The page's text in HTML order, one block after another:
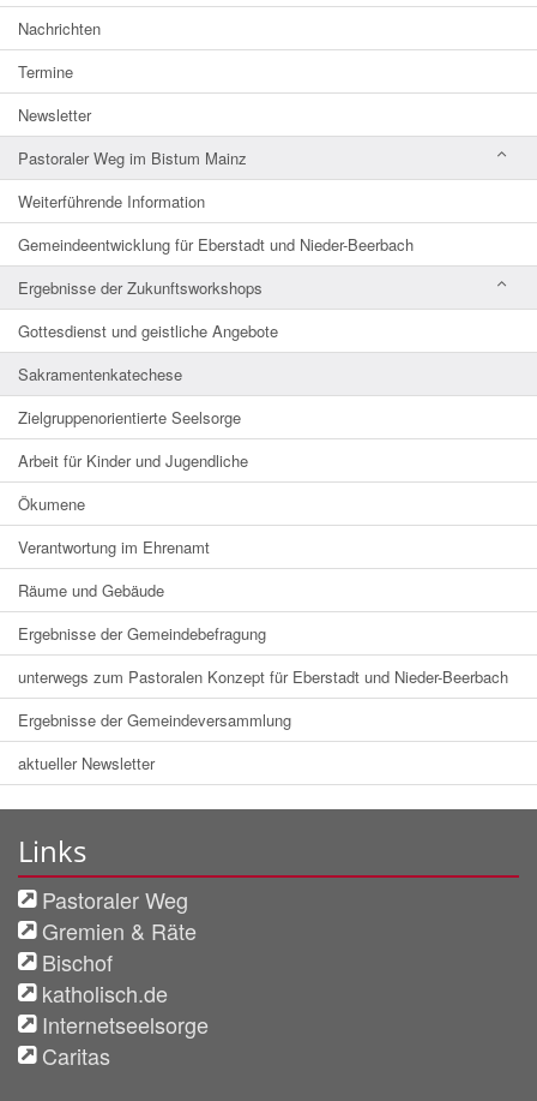
Nachrichten
Termine
Newsletter
Pastoraler Weg im Bistum Mainz
Weiterführende Information
Gemeindeentwicklung für Eberstadt und Nieder-Beerbach
Ergebnisse der Zukunftsworkshops
Gottesdienst und geistliche Angebote
Sakramentenkatechese
Zielgruppenorientierte Seelsorge
Arbeit für Kinder und Jugendliche
Ökumene
Verantwortung im Ehrenamt
Räume und Gebäude
Ergebnisse der Gemeindebefragung
unterwegs zum Pastoralen Konzept für Eberstadt und Nieder-Beerbach
Ergebnisse der Gemeindeversammlung
aktueller Newsletter
Links
Pastoraler Weg
Gremien & Räte
Bischof
katholisch.de
Internetseelsorge
Caritas